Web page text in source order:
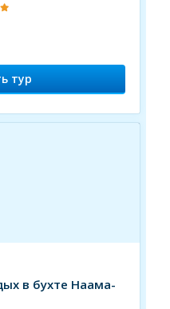
тур
в бухте Наама-